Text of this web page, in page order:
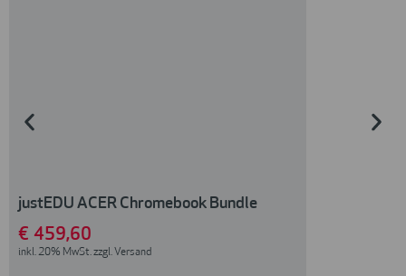
justEDU ACER Chromebook Bundle
€ 459,60
inkl. 20% MwSt. zzgl. Versand